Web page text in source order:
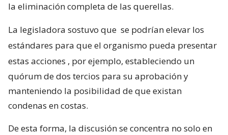
la eliminación completa de las querellas.
La legisladora sostuvo que se podrían elevar los
estándares para que el organismo pueda presentar
estas acciones , por ejemplo, estableciendo un
quórum de dos tercios para su aprobación y
manteniendo la posibilidad de que existan
condenas en costas.
De esta forma, la discusión se concentra no solo en